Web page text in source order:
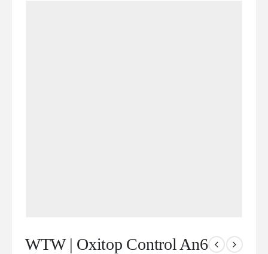
WTW | Oxitop Control An6